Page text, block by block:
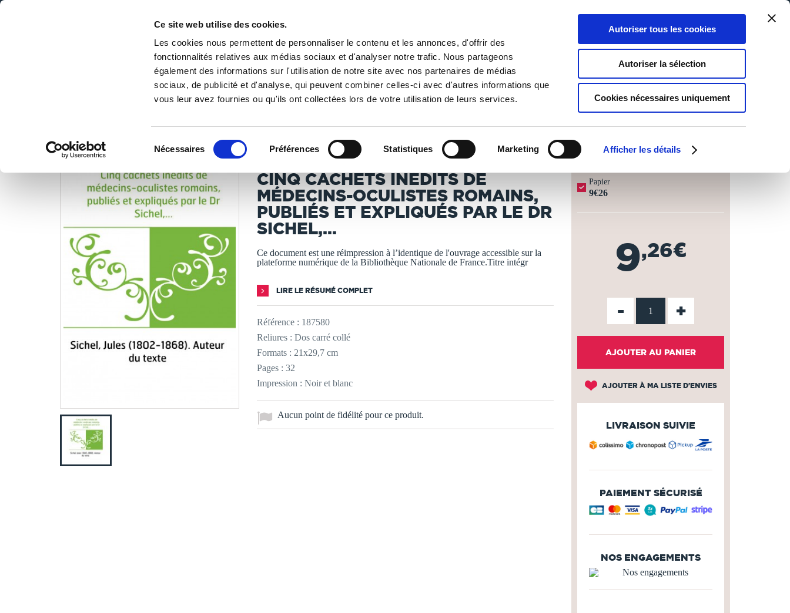
Ce site web utilise des cookies.
Les cookies nous permettent de personnaliser le contenu et les annonces, d'offrir des
fonctionnalités relatives aux médias sociaux et d'analyser notre trafic. Nous partageons
également des informations sur l'utilisation de notre site avec nos partenaires de médias
sociaux, de publicité et d'analyse, qui peuvent combiner celles-ci avec d'autres informations que
vous leur avez fournies ou qu'ils ont collectées lors de votre utilisation de leurs services.
Nécessaires Préférences Statistiques Marketing Afficher les détails
Autoriser tous les cookies
Autoriser la sélection
Cookies nécessaires uniquement
DE LA PAGE BLANCHE... AU BEST SELLER
0
Panier
0
Ma liste
Connexion
PUBLIER UN LIVRE LIBRAIRIE
/ Libres de droits / Bibliothèque Nationale de France / Cinq cachets inédits de médecins-oculistes romains, publiés et expliqués par le Dr Sichel,...
LES LIVRES SONT IMPRIMÉS À LA DEMANDE - DÉLAI ACTUEL : 3 À 5 JOURS OUVRÉS ⏱️
Sichel, Jules (1802-1868). Auteur du texte
CINQ CACHETS INÉDITS DE
MÉDECINS-OCULISTES ROMAINS,
PUBLIÉS ET EXPLIQUÉS PAR LE DR
SICHEL,...
Ce document est une réimpression à l’identique de l'ouvrage accessible sur la
plateforme numérique de la Bibliothèque Nationale de France.Titre intégr
LIRE LE RÉSUMÉ COMPLET
Référence : 187580
Reliures : Dos carré collé
Formats : 21x29,7 cm
Pages : 32
Impression : Noir et blanc
Aucun point de fidélité pour ce produit.
Papier
9€26
9,26€
- +
AJOUTER AU PANIER
AJOUTER À MA LISTE D'ENVIES
LIVRAISON SUIVIE
PAIEMENT SÉCURISÉ
NOS ENGAGEMENTS